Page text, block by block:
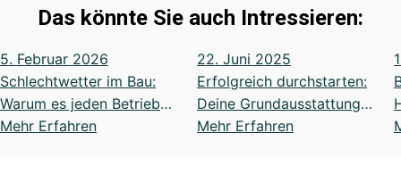
Das könnte Sie auch Intressieren:
5. Februar 2026
Schlechtwetter im Bau:
Warum es jeden Betrieb
betrifft und wie Sie richtig
Mehr Erfahren
22. Juni 2025
Erfolgreich durchstarten:
Deine Grundausstattung
für die Selbstständigkeit
Mehr Erfahren